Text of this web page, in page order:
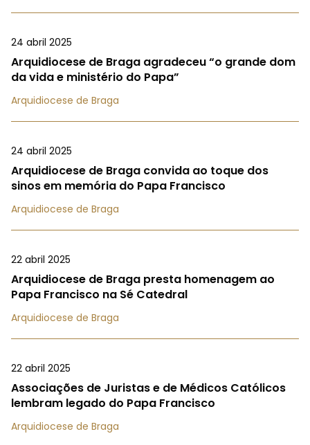
24 abril 2025
Arquidiocese de Braga agradeceu “o grande dom
da vida e ministério do Papa”
Arquidiocese de Braga
24 abril 2025
Arquidiocese de Braga convida ao toque dos
sinos em memória do Papa Francisco
Arquidiocese de Braga
22 abril 2025
Arquidiocese de Braga presta homenagem ao
Papa Francisco na Sé Catedral
Arquidiocese de Braga
22 abril 2025
Associações de Juristas e de Médicos Católicos
lembram legado do Papa Francisco
Arquidiocese de Braga